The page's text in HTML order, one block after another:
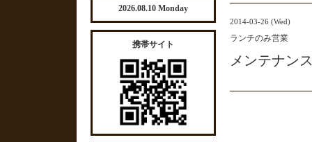
2014-03-26 (Wed)
ランチのみ営業
メンテナン
2026.08.10 Monday
携帯サイト